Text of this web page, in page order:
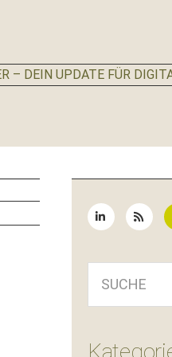
– DEIN UPDATE FÜR